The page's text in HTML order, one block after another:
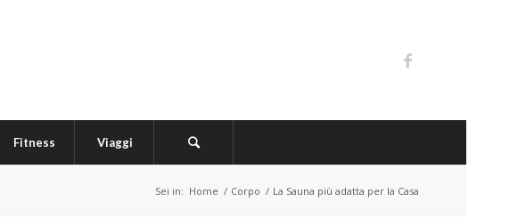
Fitness Viaggi
Sei in: Home / Corpo / La Sauna più adatta per la Casa